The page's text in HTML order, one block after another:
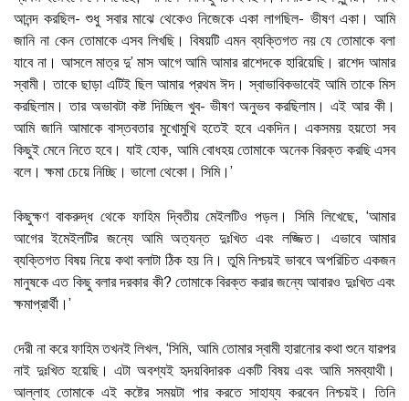
আনন্দ করছিল- শুধু সবার মাঝে থেকেও নিজেকে একা লাগছিল- ভীষণ একা। আমি
জানি না কেন তোমাকে এসব লিখছি। বিষয়টি এমন ব্যক্তিগত নয় যে তোমাকে বলা
যাবে না। আসলে মাত্র দু’ মাস আগে আমি আমার রাশেদকে হারিয়েছি। রাশেদ আমার
স্বামী। তাকে ছাড়া এটিই ছিল আমার প্রথম ঈদ। স্বাভাবিকভাবেই আমি তাকে মিস
করছিলাম। তার অভাবটা কষ্ট দিচ্ছিল খুব- ভীষণ অনুভব করছিলাম। এই আর কী।
আমি জানি আমাকে বাস্তবতার মুখোমুখি হতেই হবে একদিন। একসময় হয়তো সব
কিছুই মেনে নিতে হবে। যাই হোক, আমি বোধহয় তোমাকে অনেক বিরক্ত করছি এসব
বলে। ক্ষমা চেয়ে নিচ্ছি। ভালো থেকো। সিমি।’
কিছুক্ষণ বাকরুদ্ধ থেকে ফাহিম দ্বিতীয় মেইলটিও পড়ল। সিমি লিখেছে, ‘আমার
আগের ইমেইলটির জন্যে আমি অত্যন্ত দুঃখিত এবং লজ্জিত। এভাবে আমার
ব্যক্তিগত বিষয় নিয়ে কথা বলাটা ঠিক হয় নি। তুমি নিশ্চয়ই ভাববে অপরিচিত একজন
মানুষকে এত কিছু বলার দরকার কী? তোমাকে বিরক্ত করার জন্যে আবারও দুঃখিত এবং
ক্ষমাপ্রার্থী।’
দেরী না করে ফাহিম তখনই লিখল, ‘সিমি, আমি তোমার স্বামী হারানোর কথা শুনে যারপর
নাই দুঃখিত হয়েছি। এটা অবশ্যই হৃদয়বিদারক একটি বিষয় এবং আমি সমব্যাথী।
আল্লাহ তোমাকে এই কষ্টের সময়টা পার করতে সাহায্য করবেন নিশ্চয়ই। তিনি